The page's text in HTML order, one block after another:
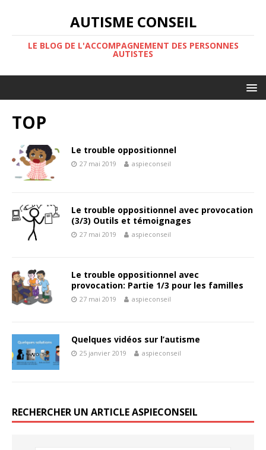
AUTISME CONSEIL
LE BLOG DE L'ACCOMPAGNEMENT DES PERSONNES
AUTISTES
TOP
Le trouble oppositionnel
27 mai 2019 aspieconseil
Le trouble oppositionnel avec provocation
(3/3) Outils et témoignages
27 mai 2019 aspieconseil
Le trouble oppositionnel avec
provocation: Partie 1/3 pour les familles
27 mai 2019 aspieconseil
Quelques vidéos sur l’autisme
25 janvier 2019 aspieconseil
RECHERCHER UN ARTICLE ASPIECONSEIL